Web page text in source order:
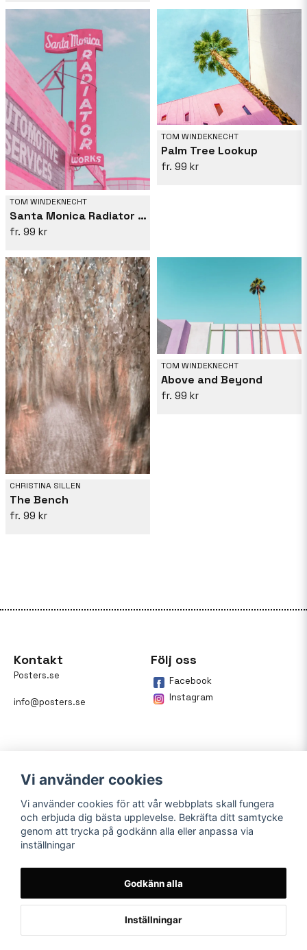
TOM WINDEKNECHT
Santa Monica Radiator Works
99 kr
TOM WINDEKNECHT
Palm Tree Lookup
99 kr
CHRISTINA SILLEN
The Bench
99 kr
TOM WINDEKNECHT
Above and Beyond
99 kr
Kontakt
Posters.se
info@posters.se
Följ oss
Facebook
Instagram
Betalning
På posters.se kan du enkelt
Vi använder cookies
Vi använder cookies för att vår webbplats skall fungera
och erbjuda dig bästa upplevelse. Bekräfta ditt samtycke
genom att trycka på godkänn alla eller anpassa via
inställningar
Godkänn alla
Inställningar